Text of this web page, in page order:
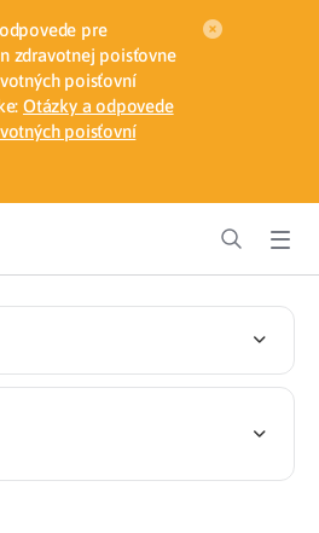
pre
zdravotnej poisťovne
poisťovní
Otázky a odpovede
poisťovní